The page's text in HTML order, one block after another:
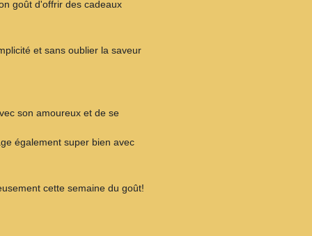
goût d'offrir des cadeaux
et sans oublier la saveur
son amoureux et de se
également super bien avec
cette semaine du goût!